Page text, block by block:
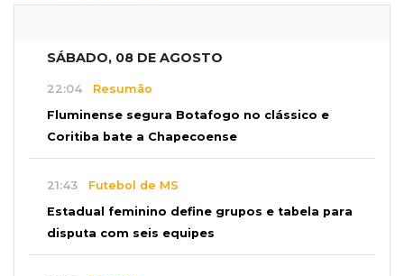
SÁBADO, 08 DE AGOSTO
22:04 Resumão
Fluminense segura Botafogo no clássico e
Coritiba bate a Chapecoense
21:43 Futebol de MS
Estadual feminino define grupos e tabela para
disputa com seis equipes